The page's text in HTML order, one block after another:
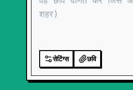
सेटिंग्स छवि